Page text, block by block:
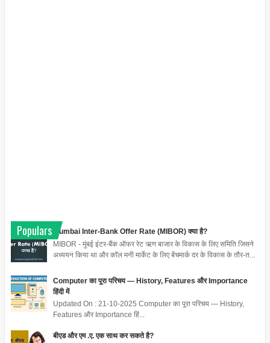
Populars
Mumbai Inter-Bank Offer Rate (MIBOR) क्या है?
MIBOR - मुंबई इंटर-बैंक ऑफर रेट ऋण बाजार के विकास के लिए समिति जिसने
अध्ययन किया था और कॉल मनी मार्केट के लिए बेंचमार्क दर के विकास के तौर-त...
Computer का पूरा परिचय — History, Features और Importance
हिंदी में
Updated On : 21-10-2025 Computer का पूरा परिचय — History,
Features और Importance हिं...
बीएड और एम .ए. एक साथ कर सकते है?